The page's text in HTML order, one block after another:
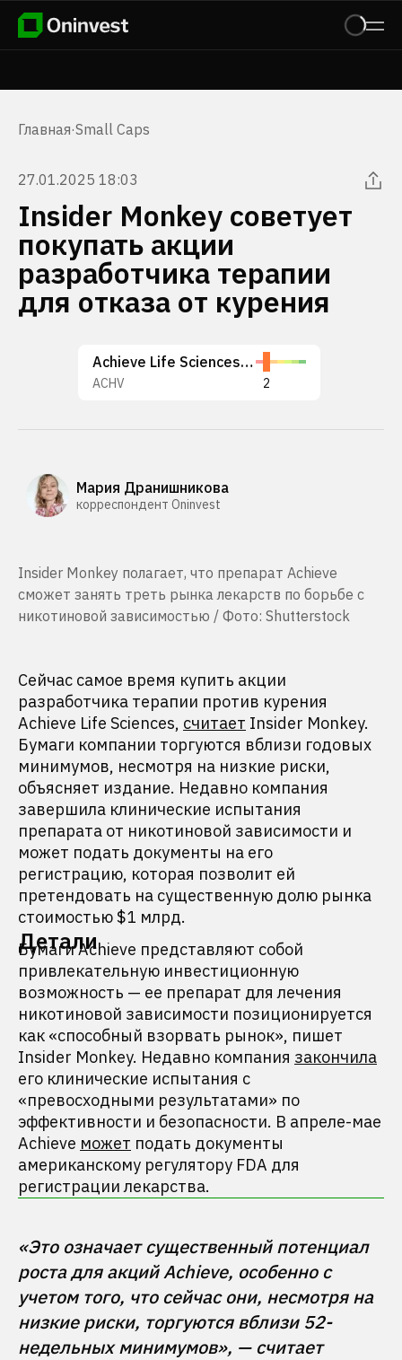
Главная·Small Caps
27.01.2025 18:03
Insider Monkey советует
покупать акции
разработчика терапии
для отказа от курения
Achieve Life Sciences, Inc.
ACHV 2
Мария Дранишникова
корреспондент Oninvest
Insider Monkey полагает, что препарат Achieve
сможет занять треть рынка лекарств по борьбе с
никотиновой зависимостью / Фото: Shutterstock
Сейчас самое время купить акции
разработчика терапии против курения
Achieve Life Sciences, считает Insider Monkey.
Бумаги компании торгуются вблизи годовых
минимумов, несмотря на низкие риски,
объясняет издание. Недавно компания
завершила клинические испытания
препарата от никотиновой зависимости и
может подать документы на его
регистрацию, которая позволит ей
претендовать на существенную долю рынка
стоимостью $1 млрд.
Детали
Бумаги Achieve представляют собой
привлекательную инвестиционную
возможность — ее препарат для лечения
никотиновой зависимости позиционируется
как «способный взорвать рынок», пишет
Insider Monkey. Недавно компания закончила
его клинические испытания с
«превосходными результатами» по
эффективности и безопасности. В апреле-мае
Achieve может подать документы
американскому регулятору FDA для
регистрации лекарства.
«Это означает существенный потенциал
роста для акций Achieve, особенно с
учетом того, что сейчас они, несмотря на
низкие риски, торгуются вблизи 52-
недельных минимумов», — считает